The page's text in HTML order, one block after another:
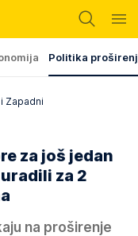
Politika
Zapadni
za još jedan
za 2
na proširenje